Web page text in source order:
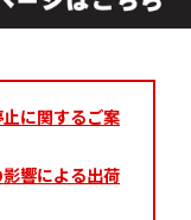
に関するご案
響による出荷